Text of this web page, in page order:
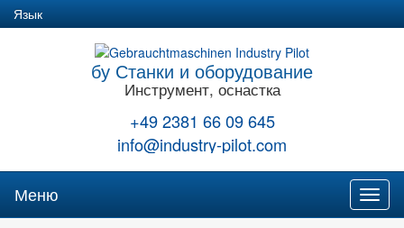
Язык
бу Станки и оборудование
Инструмент, оснастка
+49 2381 66 09 645
info@industry-pilot.com
Меню